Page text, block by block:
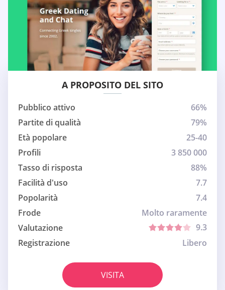
A PROPOSITO DEL SITO
Pubblico attivo
66%
Partite di qualità
79%
Età popolare
25-40
Profili
3 850 000
Tasso di risposta
88%
Facilità d'uso
7.7
Popolarità
7.4
Frode
Molto raramente
Valutazione
9.3
Registrazione
Libero
VISITA